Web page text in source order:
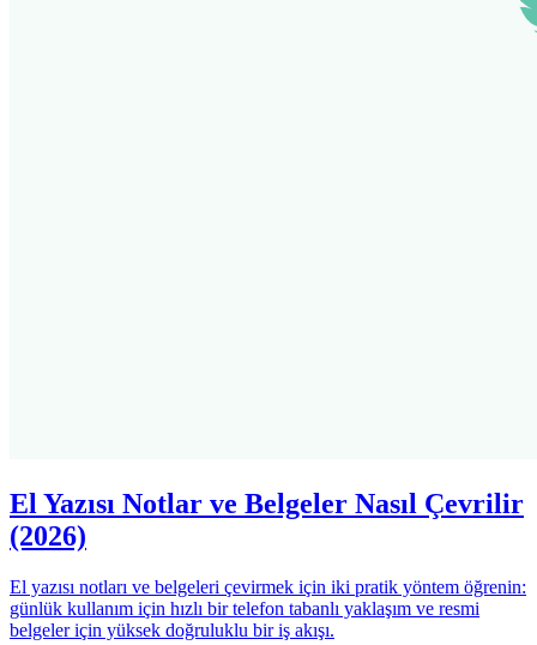
El Yazısı Notlar ve Belgeler Nasıl Çevrilir
(2026)
El yazısı notları ve belgeleri çevirmek için iki pratik yöntem öğrenin:
günlük kullanım için hızlı bir telefon tabanlı yaklaşım ve resmi
belgeler için yüksek doğruluklu bir iş akışı.